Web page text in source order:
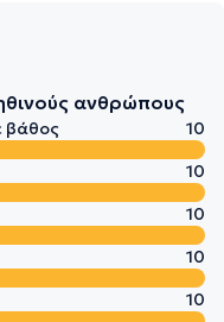
ανθρώπους
βάθος
10
10
10
10
10